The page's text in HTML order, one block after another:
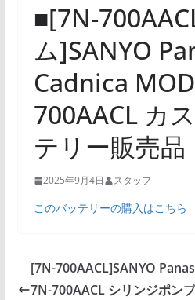
■[7N-
ム]SANYO
Cadnica
700AACL カ
テリー販売品
2025年9月4日 スタッフ
このバッテリーの購入はこちら
[7N-700AACL]SANYO
7N-700AACL シリンジポン